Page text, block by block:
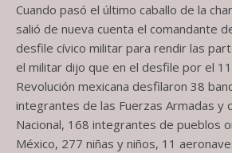
Cuando pasó el último caballo de la
salió de nueva cuenta el comandante
desfile cívico militar para rendir las
el militar dijo que en el desfile por el
Revolución mexicana desfilaron 38
integrantes de las Fuerzas Armadas y
Nacional, 168 integrantes de pueblos
México, 277 niñas y niños, 11